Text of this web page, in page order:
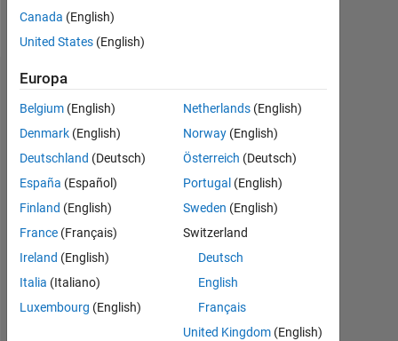
Follow
Aprobaciones
Please
to
endorse
this
in
a
skill
Canada (English)
United States (English)
Europa
Belgium (English)
Denmark (English)
Deutschland (Deutsch)
España (Español)
Finland (English)
France (Français)
Ireland (English)
Italia (Italiano)
Luxembourg (English)
Netherlands(English)
Norway(English)
Österreich (Deutsch)
Portugal (English)
Sweden (English)
Switzerland
Deutsch
English
Français
United Kingdom(English)